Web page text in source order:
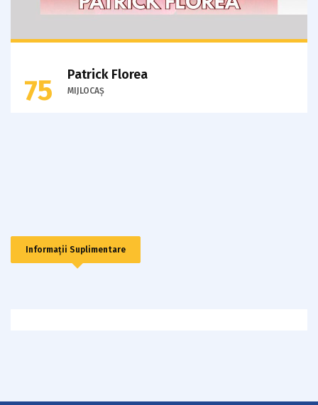
Patrick Florea
MIJLOCAȘ
75
Informații Suplimentare